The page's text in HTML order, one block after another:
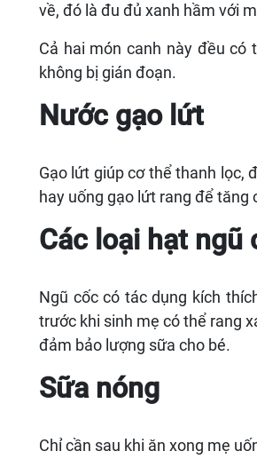
về, đó là đu đủ xanh hầm với
Cả hai món canh này đều có
không bị gián đoạn.
Nước gạo lứt
Gạo lứt giúp cơ thể thanh lọc,
hay uống gạo lứt rang để tăng
Các loại hạt ngũ
Ngũ cốc có tác dụng kích
trước khi sinh mẹ có thể rang
đảm bảo lượng sữa cho bé.
Sữa nóng
Chỉ cần sau khi ăn xong mẹ